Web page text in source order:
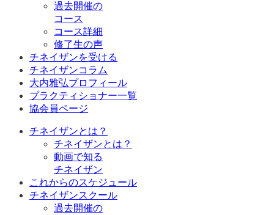
過去開催の
コース
コース詳細
修了生の声
チネイザンを受ける
チネイザンコラム
大内雅弘プロフィール
プラクティショナー一覧
協会員ページ
チネイザンとは？
チネイザンとは？
動画で知る
チネイザン
これからのスケジュール
チネイザンスクール
過去開催の